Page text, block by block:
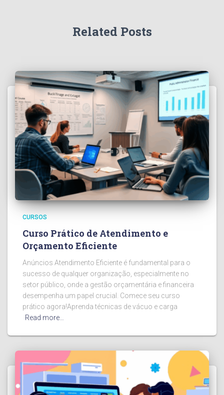
Related Posts
CURSOS
Curso Prático de Atendimento e
Orçamento Eficiente
Anúncios Atendimento Eficiente é fundamental para o
sucesso de qualquer organização, especialmente no
setor público, onde a gestão orçamentária e financeira
desempenha um papel crucial. Comece seu curso
prático agora!Aprenda técnicas de vácuo e carga
Read more…